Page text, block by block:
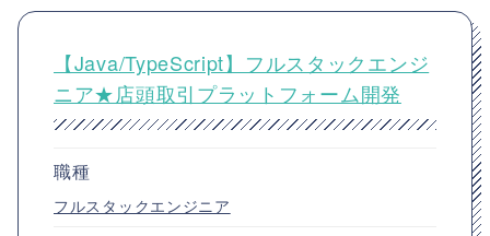
【Java/TypeScript】フルスタックエンジ
ニア★店頭取引プラットフォーム開発
職種
フルスタックエンジニア